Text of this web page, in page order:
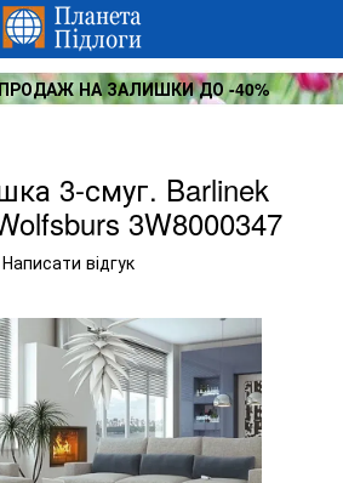
НА ЗАЛИШКИ ДО -40%
3-смуг. Barlinek
3W8000347
Написати відгук